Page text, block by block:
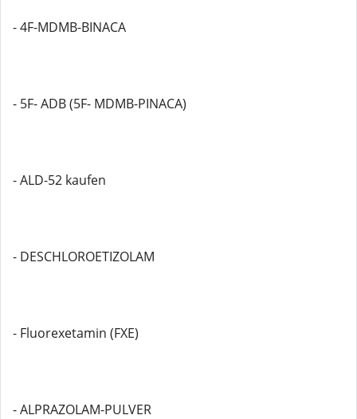
- 4F-MDMB-BINACA
- 5F- ADB (5F- MDMB-PINACA)
- ALD-52 kaufen
- DESCHLOROETIZOLAM
- Fluorexetamin (FXE)
- ALPRAZOLAM-PULVER